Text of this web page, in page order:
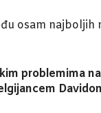
osam
problemima